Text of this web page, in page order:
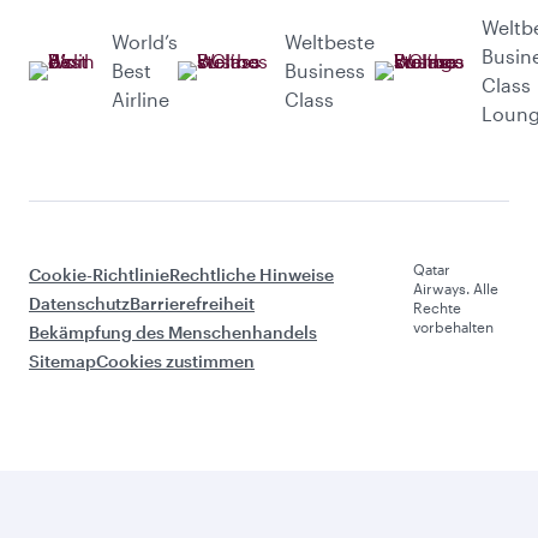
World’s
Best
Airline
Weltbeste
Business
Class
Class
Cookie-RichtlinieRechtliche Hinweise
DatenschutzBarrierefreiheit
Bekämpfung des Menschenhandels
SitemapCookies zustimmen
Qatar
Airways. Alle
Rechte
vorbehalten